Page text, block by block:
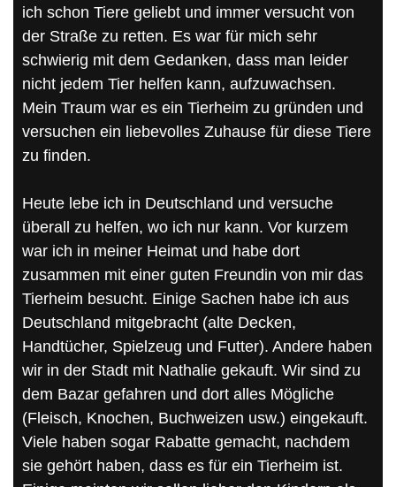
ich schon Tiere geliebt und immer versucht von
der Straße zu retten. Es war für mich sehr
schwierig mit dem Gedanken, dass man leider
nicht jedem Tier helfen kann, aufzuwachsen.
Mein Traum war es ein Tierheim zu gründen und
versuchen ein liebevolles Zuhause für diese Tiere
zu finden.
Heute lebe ich in Deutschland und versuche
überall zu helfen, wo ich nur kann. Vor kurzem
war ich in meiner Heimat und habe dort
zusammen mit einer guten Freundin von mir das
Tierheim besucht. Einige Sachen habe ich aus
Deutschland mitgebracht (alte Decken,
Handtücher, Spielzeug und Futter). Andere haben
wir in der Stadt mit Nathalie gekauft. Wir sind zu
dem Bazar gefahren und dort alles Mögliche
(Fleisch, Knochen, Buchweizen usw.) eingekauft.
Viele haben sogar Rabatte gemacht, nachdem
sie gehört haben, dass es für ein Tierheim ist.